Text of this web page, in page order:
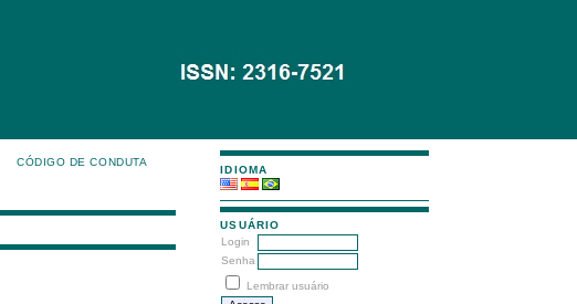
IDIOMA
USUÁRIO
Login
Senha
Lembrar usuário
CÓDIGO DE CONDUTA